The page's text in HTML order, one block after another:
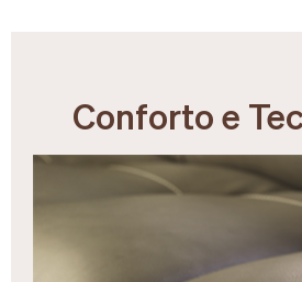
Conforto e